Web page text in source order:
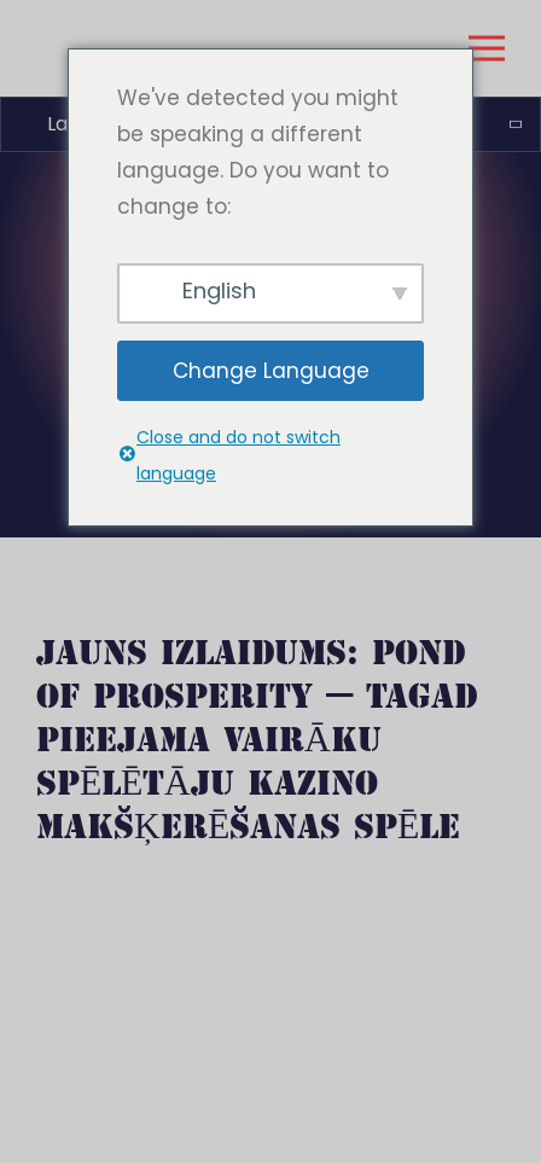
Latviešu valoda
KATEGORIJA:
UZŅĒMUMA
PAZIŅOJUMI
JAUNS IZLAIDUMS: POND
OF PROSPERITY — TAGAD
PIEEJAMA VAIRĀKU
SPĒLĒTĀJU KAZINO
MAKŠĶERĒŠANAS SPĒLE
We've detected you might
be speaking a different
language. Do you want to
change to:
English
Change Language
Close and do not switch
language